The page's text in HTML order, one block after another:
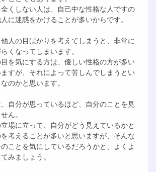
くしない人は、自己中な性格な人ですの
に迷惑をかけることが多いからです。
人の目ばかりを考えてしまうと、非常に
くなってしまいます。
を気にする方は、優しい性格の方が多い
すが、それによって苦しんでしまうとい
のかと思います。
自分が思っているほど、自分のことを見
ん。
場に立って、自分がどう見えているかと
考えることが多いと思いますが、そんな
ことを気にしているだろうかと、よくよ
みましょう。